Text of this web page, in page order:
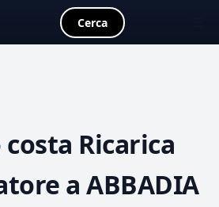
Cerca
Ricarica
a ABBADIA